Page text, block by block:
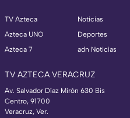
TV Azteca
Azteca UNO
Azteca 7
Noticias
Deportes
adn Noticias
TV AZTECA VERACRUZ
Av. Salvador Díaz Mirón 630 Bis
Centro, 91700
Veracruz, Ver.